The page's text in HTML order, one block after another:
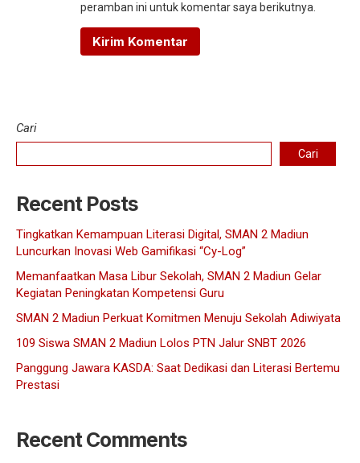
peramban ini untuk komentar saya berikutnya.
Cari
Cari
Recent Posts
Tingkatkan Kemampuan Literasi Digital, SMAN 2 Madiun
Luncurkan Inovasi Web Gamifikasi “Cy-Log”
Memanfaatkan Masa Libur Sekolah, SMAN 2 Madiun Gelar
Kegiatan Peningkatan Kompetensi Guru
SMAN 2 Madiun Perkuat Komitmen Menuju Sekolah Adiwiyata
109 Siswa SMAN 2 Madiun Lolos PTN Jalur SNBT 2026
Panggung Jawara KASDA: Saat Dedikasi dan Literasi Bertemu
Prestasi
Recent Comments